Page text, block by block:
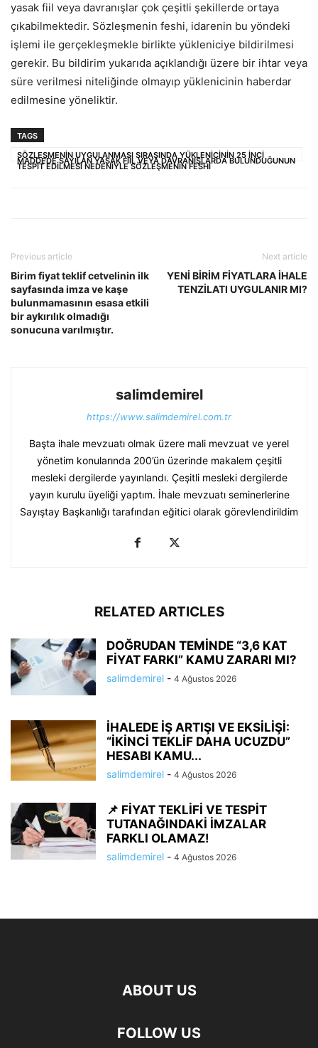
yasak fiil veya davranışlar çok çeşitli şekillerde ortaya
çıkabilmektedir. Sözleşmenin feshi, idarenin bu yöndeki
işlemi ile gerçekleşmekle birlikte yükleniciye bildirilmesi
gerekir. Bu bildirim yukarıda açıklandığı üzere bir ihtar veya
süre verilmesi niteliğinde olmayıp yüklenicinin haberdar
edilmesine yöneliktir.
TAGS
SÖZLEŞMENİN UYGULANMASI SIRASINDA YÜKLENİCİNİN 25 İNCİ
MADDEDE SAYILAN YASAK FİİL VEYA DAVRANIŞLARDA BULUNDUĞUNUN
TESPİT EDİLMESİ NEDENİYLE SÖZLEŞMENİN FESHİ
Previous article
Birim fiyat teklif cetvelinin ilk
sayfasında imza ve kaşe
bulunmamasının esasa etkili
bir aykırılık olmadığı
sonucuna varılmıştır.
Next article
YENİ BİRİM FİYATLARA İHALE
TENZİLATI UYGULANIR MI?
salimdemirel
https://www.salimdemirel.com.tr
Başta ihale mevzuatı olmak üzere mali mevzuat ve yerel
yönetim konularında 200’ün üzerinde makalem çeşitli
mesleki dergilerde yayınlandı. Çeşitli mesleki dergilerde
yayın kurulu üyeliği yaptım. İhale mevzuatı seminerlerine
Sayıştay Başkanlığı tarafından eğitici olarak görevlendirildim
RELATED ARTICLES
DOĞRUDAN TEMİNDE “3,6 KAT
FİYAT FARKI” KAMU ZARARI MI?
salimdemirel - 4 Ağustos 2026
İHALEDE İŞ ARTIŞI VE EKSİLİŞİ:
“İKİNCİ TEKLİF DAHA UCUZDU”
HESABI KAMU...
salimdemirel - 4 Ağustos 2026
📌 FİYAT TEKLİFİ VE TESPİT
TUTANAĞINDAKİ İMZALAR
FARKLI OLAMAZ!
salimdemirel - 4 Ağustos 2026
ABOUT US
FOLLOW US